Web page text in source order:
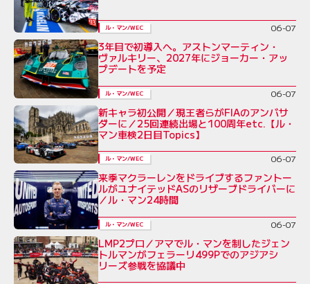
ル・マン/WEC 06-07
3年目で初導入へ。アストンマーティン・
ヴァルキリー、2027年にジョーカー・アッ
プデートを予定
ル・マン/WEC 06-07
新キャラ初公開／現王者らがFIAのアンバサ
ダーに／25回連続出場と100周年etc.【ル・
マン車検2日目Topics】
ル・マン/WEC 06-07
来季マクラーレンをドライブするファントー
ルがユナイテッドASのリザーブドライバーに
／ル・マン24時間
ル・マン/WEC 06-07
LMP2プロ／アマでル・マンを制したジェン
トルマンがフェラーリ499Pでのアジアシ
リーズ参戦を協議中